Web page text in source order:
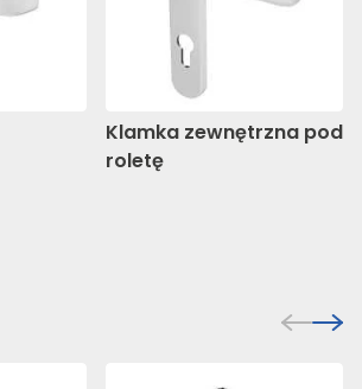
Klamka zewnętrzna pod
roletę